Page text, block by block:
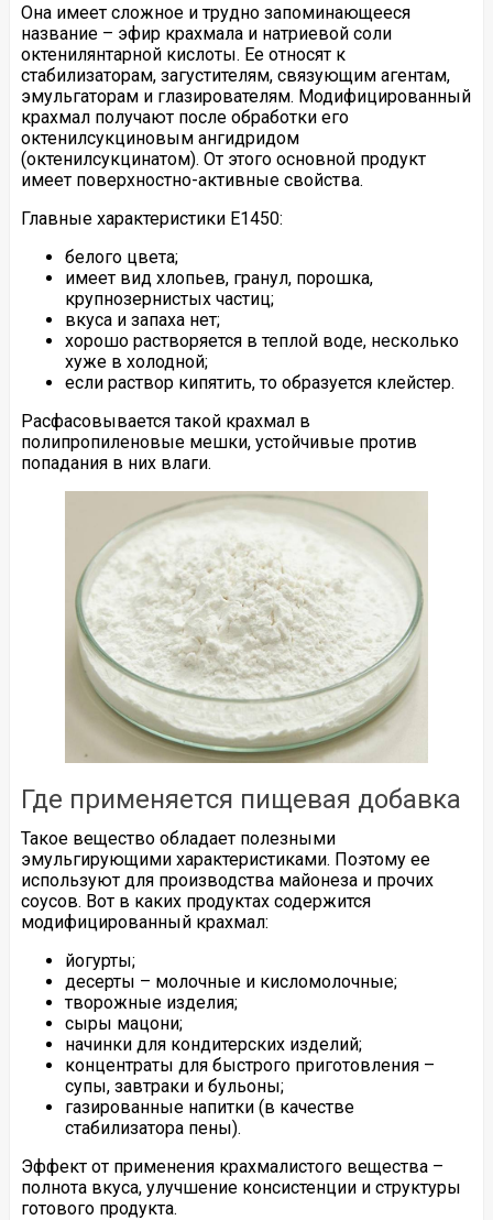
Она имеет сложное и трудно запоминающееся
название – эфир крахмала и натриевой соли
октенилянтарной кислоты. Ее относят к
стабилизаторам, загустителям, связующим агентам,
эмульгаторам и глазирователям. Модифицированный
крахмал получают после обработки его
октенилсукциновым ангидридом
(октенилсукцинатом). От этого основной продукт
имеет поверхностно-активные свойства.
Главные характеристики Е1450:
белого цвета;
имеет вид хлопьев, гранул, порошка,
крупнозернистых частиц;
вкуса и запаха нет;
хорошо растворяется в теплой воде, несколько
хуже в холодной;
если раствор кипятить, то образуется клейстер.
Расфасовывается такой крахмал в
полипропиленовые мешки, устойчивые против
попадания в них влаги.
Где применяется пищевая добавка
Такое вещество обладает полезными
эмульгирующими характеристиками. Поэтому ее
используют для производства майонеза и прочих
соусов. Вот в каких продуктах содержится
модифицированный крахмал:
йогурты;
десерты – молочные и кисломолочные;
творожные изделия;
сыры мацони;
начинки для кондитерских изделий;
концентраты для быстрого приготовления –
супы, завтраки и бульоны;
газированные напитки (в качестве
стабилизатора пены).
Эффект от применения крахмалистого вещества –
полнота вкуса, улучшение консистенции и структуры
готового продукта.